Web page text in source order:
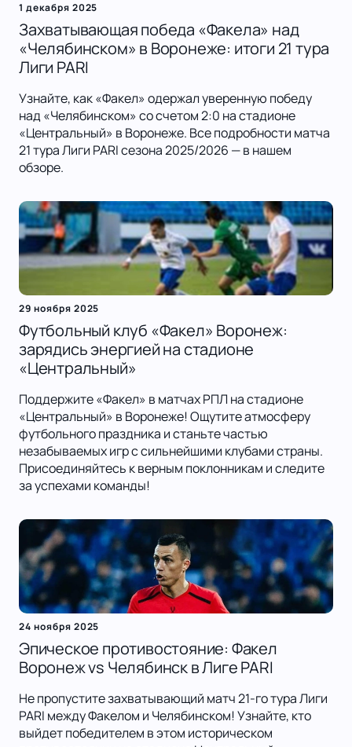
1 декабря 2025
Захватывающая победа «Факела» над
«Челябинском» в Воронеже: итоги 21 тура
Лиги PARI
Узнайте, как «Факел» одержал уверенную победу
над «Челябинском» со счетом 2:0 на стадионе
«Центральный» в Воронеже. Все подробности матча
21 тура Лиги PARI сезона 2025/2026 — в нашем
обзоре.
29 ноября 2025
Футбольный клуб «Факел» Воронеж:
зарядись энергией на стадионе
«Центральный»
Поддержите «Факел» в матчах РПЛ на стадионе
«Центральный» в Воронеже! Ощутите атмосферу
футбольного праздника и станьте частью
незабываемых игр с сильнейшими клубами страны.
Присоединяйтесь к верным поклонникам и следите
за успехами команды!
24 ноября 2025
Эпическое противостояние: Факел
Воронеж vs Челябинск в Лиге PARI
Не пропустите захватывающий матч 21-го тура Лиги
PARI между Факелом и Челябинском! Узнайте, кто
выйдет победителем в этом историческом